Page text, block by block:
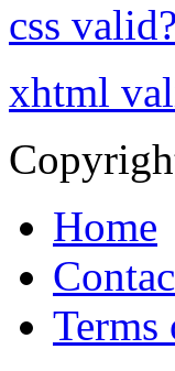
css valid?
xhtml
Home
Terms